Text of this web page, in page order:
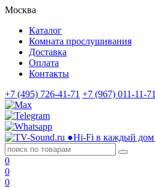
Москва
Каталог
Комната прослушивания
Доставка
Оплата
Контакты
+7 (495) 726-41-71 +7 (967) 011-11-71
●Hi-Fi в каждый дом
0
0
0